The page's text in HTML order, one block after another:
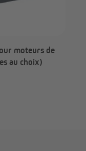
moteurs de
au choix)